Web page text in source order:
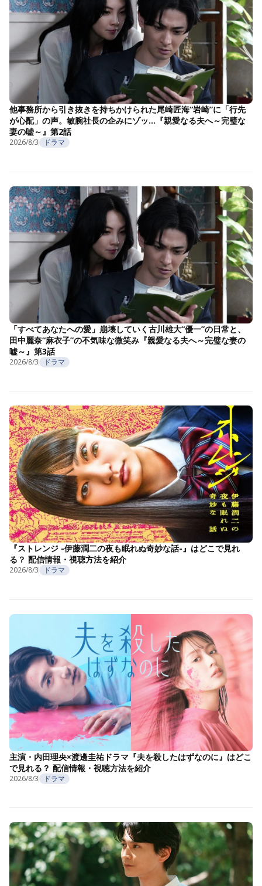
他事務所から引き抜きを持ちかけられた尾崎匠海“岩崎”に「行先
が心配」の声。敏腕社長の企みにゾッ…『親愛なる夫へ～完璧な
妻の嘘～』第2話
2026/8/3 ドラマ
「すべてあなたへの愛」崩壊していく古川雄大“優一”の日常と、
田中麗奈“麻衣子”の不気味な微笑み『親愛なる夫へ～完璧な妻の
嘘～』第3話
2026/8/3 ドラマ
『ストレンジ -伊藤潤二の夜も眠れぬ奇妙な話-』はどこで見れ
る？ 配信情報・視聴方法を紹介
2026/8/3 ドラマ
主演・内田理央×渡邊圭祐ドラマ『夫を殺したはずなのに』はどこ
で見れる？ 配信情報・視聴方法を紹介
2026/8/3 ドラマ